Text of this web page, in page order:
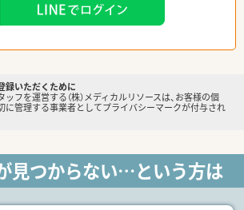
録いただくために
ッフを運営する（株）メディカルリソースは、お客様の個
に管理する事業者としてプライバシーマークが付与され
見つからない…という方は